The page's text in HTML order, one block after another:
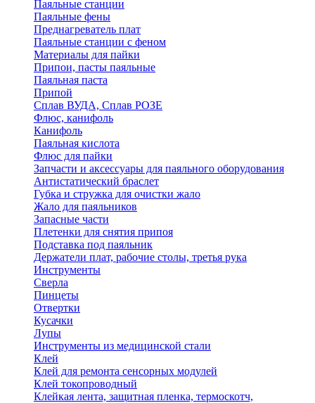
Паяльные станции
Паяльные фены
Преднагреватель плат
Паяльные станции с феном
Материалы для пайки
Припои, пасты паяльные
Паяльная паста
Припой
Сплав ВУДА, Сплав РОЗЕ
Флюс, канифоль
Канифоль
Паяльная кислота
Флюс для пайки
Запчасти и аксессуары для паяльного оборудования
Антистатический браслет
Губка и стружка для очистки жало
Жало для паяльников
Запасные части
Плетенки для снятия припоя
Подставка под паяльник
Держатели плат, рабочие столы, третья рука
Инструменты
Сверла
Пинцеты
Отвертки
Кусачки
Лупы
Инструменты из медицинской стали
Клей
Клей для ремонта сенсорных модулей
Клей токопроводный
Клейкая лента, защитная пленка, термоскотч,